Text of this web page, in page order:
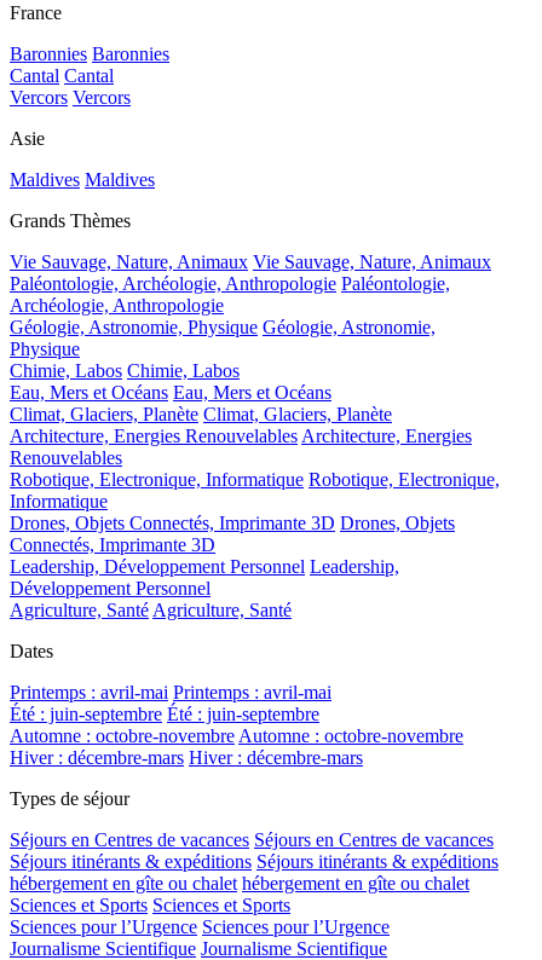
France
Baronnies Baronnies
Cantal Cantal
Vercors Vercors
Asie
Maldives Maldives
Grands Thèmes
Vie Sauvage, Nature, Animaux Vie Sauvage, Nature, Animaux
Paléontologie, Archéologie, Anthropologie Paléontologie,
Archéologie, Anthropologie
Géologie, Astronomie, Physique Géologie, Astronomie,
Physique
Chimie, Labos Chimie, Labos
Eau, Mers et Océans Eau, Mers et Océans
Climat, Glaciers, Planète Climat, Glaciers, Planète
Architecture, Energies Renouvelables Architecture, Energies
Renouvelables
Robotique, Electronique, Informatique Robotique, Electronique,
Informatique
Drones, Objets Connectés, Imprimante 3D Drones, Objets
Connectés, Imprimante 3D
Leadership, Développement Personnel Leadership,
Développement Personnel
Agriculture, Santé Agriculture, Santé
Dates
Printemps : avril-mai Printemps : avril-mai
Été : juin-septembre Été : juin-septembre
Automne : octobre-novembre Automne : octobre-novembre
Hiver : décembre-mars Hiver : décembre-mars
Types de séjour
Séjours en Centres de vacances Séjours en Centres de vacances
Séjours itinérants & expéditions Séjours itinérants & expéditions
hébergement en gîte ou chalet hébergement en gîte ou chalet
Sciences et Sports Sciences et Sports
Sciences pour l’Urgence Sciences pour l’Urgence
Journalisme Scientifique Journalisme Scientifique